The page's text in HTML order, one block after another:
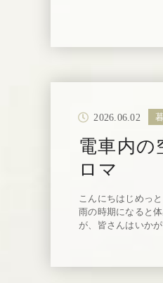
2026.06.02
電車内の
ロマ
こんにちはじめっ
雨の時期になると
が、皆さんはいか